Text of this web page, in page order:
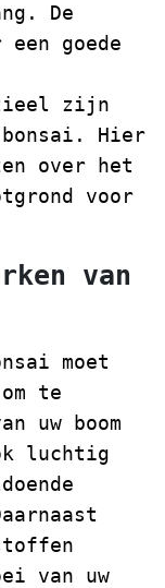
De
goede
zijn
bonsai. Hier
over het
voor
van
moet
te
uw boom
luchtig
van uw